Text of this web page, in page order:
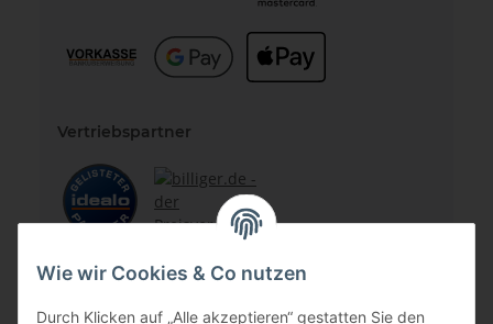
Wie wir Cookies & Co nutzen
Durch Klicken auf „Alle akzeptieren“ gestatten Sie den
Vertriebspartner